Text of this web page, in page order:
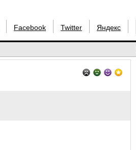
Facebook Twitter Яндекс